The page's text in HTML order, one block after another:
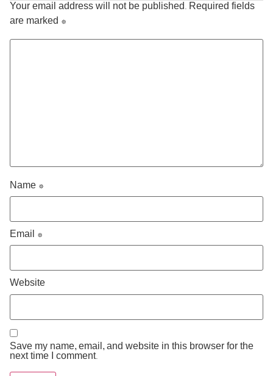
Your email address will not be published. Required fields
are marked *
Name *
Email *
Website
Save my name, email, and website in this browser for the
next time I comment.